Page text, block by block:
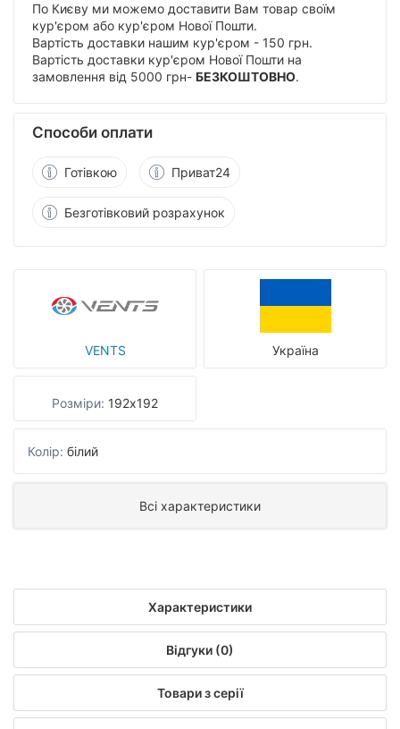
VENTS Україна
Розміри: 192х192
Колір: білий
Всі характеристики
По Києву ми можемо доставити Вам товар своїм
кур'єром або кур'єром Нової Пошти.
Вартість доставки нашим кур'єром - 150 грн.
Вартість доставки кур'єром Нової Пошти на
замовлення від 5000 грн- БЕЗКОШТОВНО.
Способи оплати
Готівкою Приват24
Безготівковий розрахунок
Характеристики
Відгуки (0)
Товари з серії